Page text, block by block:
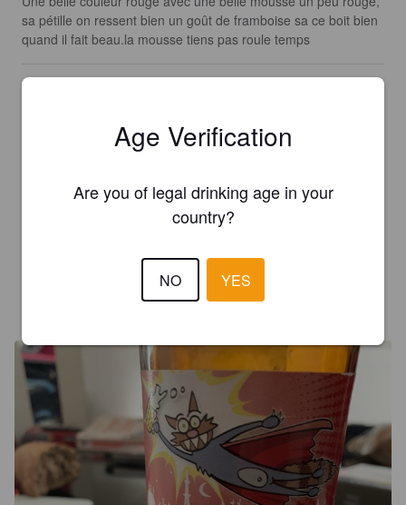
sa pétille on ressent bien un goût de framboise sa ce boit bien
quand il fait beau.la mousse tiens pas roule temps
GREG LC 7 years ago
Age Verification
Are you of legal drinking age in your
country?
NO YES